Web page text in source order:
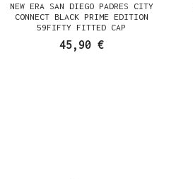
NEW ERA SAN DIEGO PADRES CITY
CONNECT BLACK PRIME EDITION
59FIFTY FITTED CAP
45,90 €